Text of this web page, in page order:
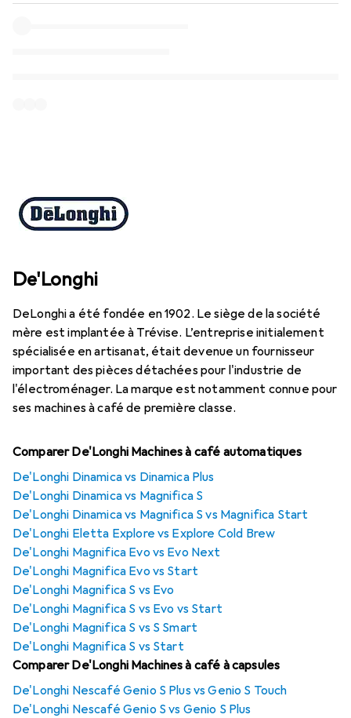
De'Longhi
DeLonghi a été fondée en 1902. Le siège de la société
mère est implantée à Trévise. L’entreprise initialement
spécialisée en artisanat, était devenue un fournisseur
important des pièces détachées pour l'industrie de
l'électroménager. La marque est notamment connue pour
ses machines à café de première classe.
Comparer De'Longhi Machines à café automatiques
De'Longhi Dinamica vs Dinamica Plus
De'Longhi Dinamica vs Magnifica S
De'Longhi Dinamica vs Magnifica S vs Magnifica Start
De'Longhi Eletta Explore vs Explore Cold Brew
De'Longhi Magnifica Evo vs Evo Next
De'Longhi Magnifica Evo vs Start
De'Longhi Magnifica S vs Evo
De'Longhi Magnifica S vs Evo vs Start
De'Longhi Magnifica S vs S Smart
De'Longhi Magnifica S vs Start
Comparer De'Longhi Machines à café à capsules
De'Longhi Nescafé Genio S Plus vs Genio S Touch
De'Longhi Nescafé Genio S vs Genio S Plus